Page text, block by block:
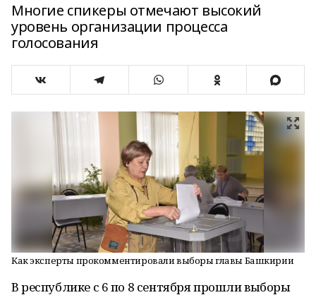
Многие спикеры отмечают высокий
уровень организации процесса
голосования
Как эксперты прокомментировали выборы главы Башкирии
В республике с 6 по 8 сентября прошли выборы